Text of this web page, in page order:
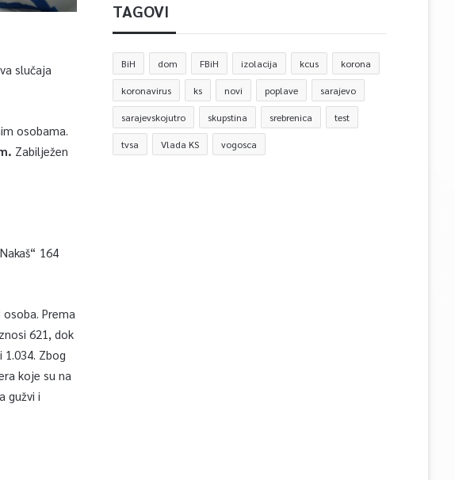
slučaja
osobama.
Zabilježen
164
Prema
621, dok
Zbog
koje su na
gužvi i
TAGOVI
BiH dom FBiH izolacija kcus korona
koronavirus ks novi poplave sarajevo
sarajevskojutro skupstina srebrenica test
tvsa Vlada KS vogosca